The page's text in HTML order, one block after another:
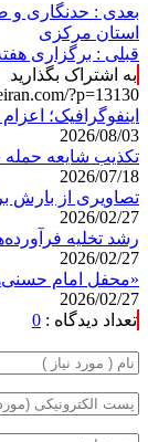
بعدی : حدنگاری و
استان مرکزی
قبلی : برگزاری
به اشتراک بگذارید
?p=13130
اینفوگرافیک؛ اعزام ۲۱ هزار زائر اربعین از آذربایجان‌شرقی
2026/08/03
تکذیب شایعه
2026/07/18
تصاویری از بارش
2026/02/27
رشد تخلیه
2026/02/27
«محفل امام
2026/02/27
تعداد دیدگاه : 0